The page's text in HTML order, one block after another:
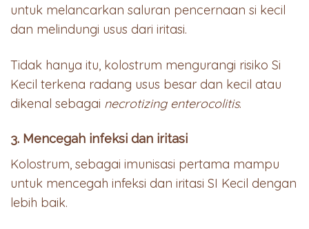
untuk melancarkan saluran pencernaan si kecil
dan melindungi usus dari iritasi.
Tidak hanya itu, kolostrum mengurangi risiko Si
Kecil terkena radang usus besar dan kecil atau
dikenal sebagai necrotizing enterocolitis.
3. Mencegah infeksi dan iritasi
Kolostrum, sebagai imunisasi pertama mampu
untuk mencegah infeksi dan iritasi SI Kecil dengan
lebih baik.